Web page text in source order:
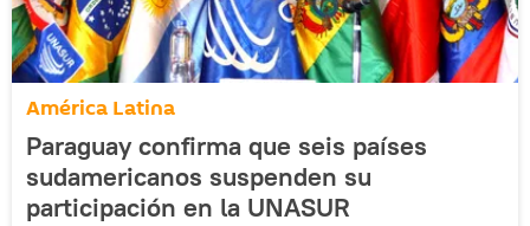
América Latina
Paraguay confirma que seis países
sudamericanos suspenden su
participación en la UNASUR